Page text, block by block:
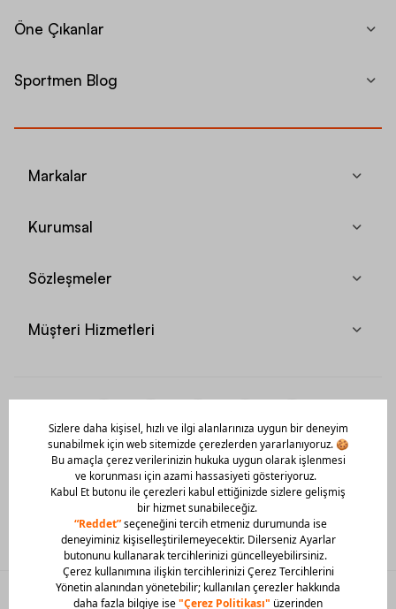
Öne Çıkanlar
Sportmen Blog
Markalar
Kurumsal
Sözleşmeler
Müşteri Hizmetleri
Mobil Uygulamamızı Hemen İndir!